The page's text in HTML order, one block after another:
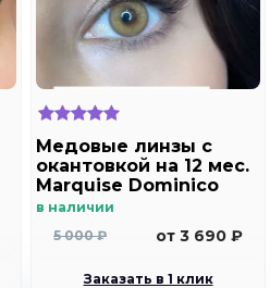
Медовые линзы c
окантовкой на 12 мес.
Marquise Dominico
brown /Медовые
темных глаз с
в наличии
5 000 ₽
от 3 690 ₽
Заказать в 1 клик